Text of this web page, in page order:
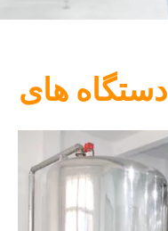
دستگاه های